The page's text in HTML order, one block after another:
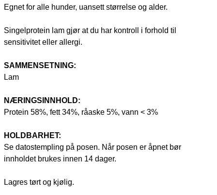
Egnet for alle hunder, uansett størrelse og alder.
Singelprotein lam gjør at du har kontroll i forhold til
sensitivitet eller allergi.
SAMMENSETNING:
Lam
NÆRINGSINNHOLD:
Protein 58%, fett 34%, råaske 5%, vann < 3%
HOLDBARHET:
Se datostempling på posen. Når posen er åpnet bør
innholdet brukes innen 14 dager.
Lagres tørt og kjølig.